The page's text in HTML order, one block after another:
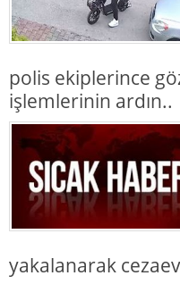
polis ekiplerince
işlemlerinin ardın..
yakalanarak